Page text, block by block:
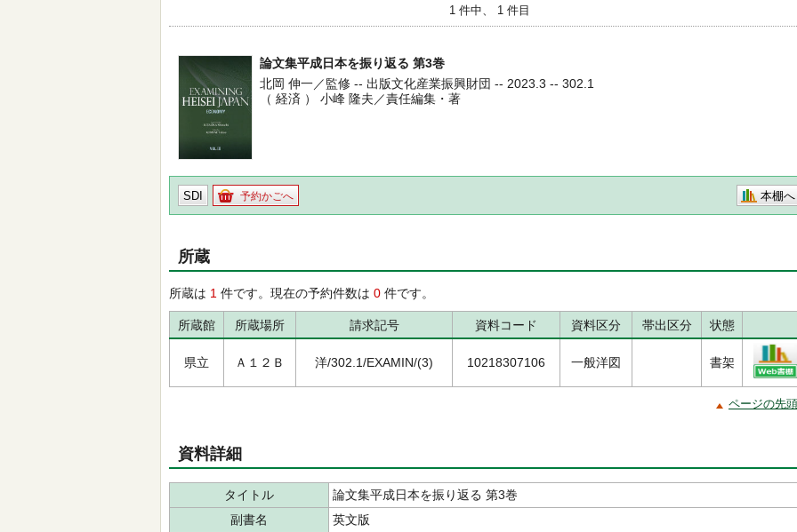
1 件中、 1 件目
論文集平成日本を振り返る 第3巻
北岡 伸一／監修 -- 出版文化産業振興財団 -- 2023.3 -- 302.1
（ 経済 ） 小峰 隆夫／責任編集・著
SDI 予約かごへ 本棚へ
所蔵
所蔵は 1 件です。現在の予約件数は 0 件です。
所蔵館 所蔵場所 請求記号 資料コード 資料区分 帯出区分 状態
県立 Ａ１２Ｂ 洋/302.1/EXAMIN/(3) 10218307106 一般洋図 書架
ページの先
資料詳細
タイトル
論文集平成日本を振り返る 第3巻
副書名
英文版